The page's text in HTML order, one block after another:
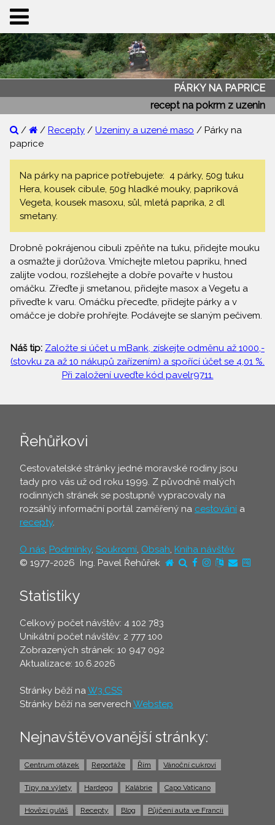
PÁRKY NA PAPRICE
recept na pokrm z uzenin
/ / Recepty / Uzeniny a uzené maso / Párky na
paprice
Na párky na paprice potřebujete: 4 párky, 50g tuku
Hera, kousek cibule, 50g hladké mouky, papriková
Vegeta, kousek masoxu, sůl, mletá paprika, 2 dl
smetany.
Drobně pokrájenou cibuli zpěňte na tuku, přidejte mouku
a osmažte ji dorůžova. Vmíchejte mletou papriku, hned
zalijte vodou, rozšlehejte a dobře povařte v hustou
omáčku. Zřeďte ji smetanou, přidejte masox a Vegetu a
přiveďte k varu. Omáčku přeceďte, přidejte párky a v
omáčce je dobře prohřejte. Podávejte se slaným pečivem.
Náš tip: Založte si účet u mBank, získejte odměnu až 1000,-
(stovku za až 10 nákupů zařízením) a spořící účet se 4,01 %.
Při založení uveďte kód pavelr9711.
Řehůřkovi
Cestovatelské stránky jedné moravské rodiny jsou
tady pro vás už od roku 1999. Z původně malých
rodinných stránek se postupně vypracovaly na
rozsáhlý informační portál zaměřený na cestování a
recepty.
O nás, Podmínky, Soukromí, Obsah, Kniha návštěv
© 1977-2026 Ing. Pavel Řehůřek
Statistiky
Celkový počet návštěv: 4 102 783
Unikátní počet návštěv: 2 777 100
Zobrazených stránek: 10 947 092
Aktualizace: 10.6.2026
Stránky běží naW3.CSS
Stránky běží na serverech Webstep
Nejnavštěvovanější stránky:
Centrum otázek Reportáže Řím Vánoční cukroví
Tipy na výlety Hardegg Kalábrie Capo Vaticano
Hovězí guláš Recepty Blog Půjčení auta ve Francii